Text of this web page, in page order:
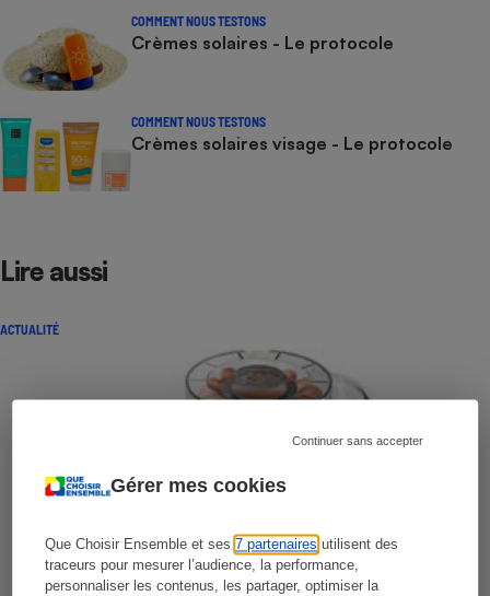
Gérer mes cookies
Que Choisir Ensemble et ses7 partenaires utilisent des
traceurs pour mesurer l’audience, la performance,
personnaliser les contenus, les partager, optimiser la
Continuer sans accepter
COMMENT NOUS TESTONS
Crèmes solaires - Le protocole
COMMENT NOUS TESTONS
Crèmes solaires visage - Le protocole
Lire aussi
ACTUALITÉ